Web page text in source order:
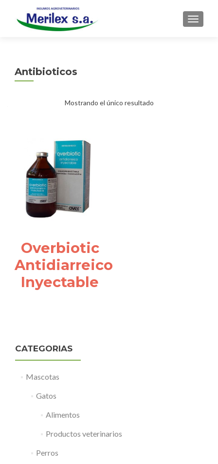
Antibioticos
Mostrando el único resultado
Overbiotic
Antidiarreico
Inyectable
CATEGORIAS
Mascotas
Gatos
Alimentos
Productos veterinarios
Perros